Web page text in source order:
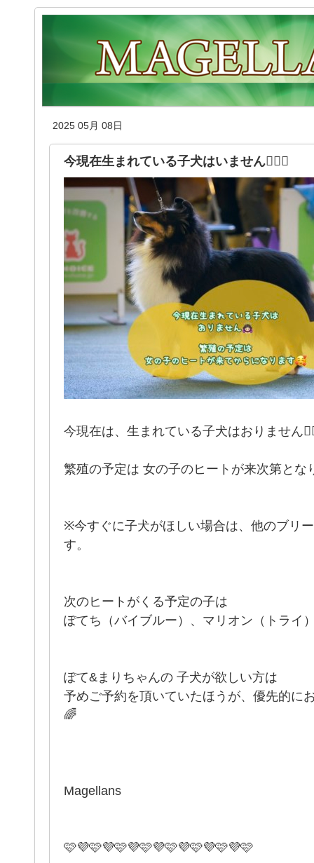
2025 05月 08日
今現在生まれている子犬はいません🙇🏻‍♀️
今現在は、生まれている子犬はおりません
繁殖の予定は 女の子のヒートが来次第とな
※今すぐに子犬がほしい場合は、他のブリ
す。
次のヒートがくる予定の子は
ぽてち（バイブルー）、マリオン（トライ
ぽて&まりちゃんの 子犬が欲しい方は
予めご予約を頂いていたほうが、優先的に
🌈
Magellans
🩷💜🩷💜🩷💜🩷💜🩷💜🩷💜🩷💜🩷